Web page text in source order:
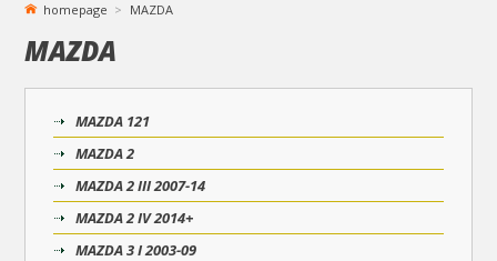
homepage MAZDA
MAZDA
MAZDA 121
MAZDA 2
MAZDA 2 III 2007-14
MAZDA 2 IV 2014+
MAZDA 3 I 2003-09